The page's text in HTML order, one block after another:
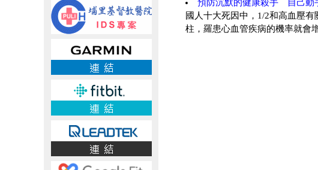
預防沉默的健康殺手 自己動
國人十大死因中，1/2和高血壓
柱，羅患心血管疾病的機率就會